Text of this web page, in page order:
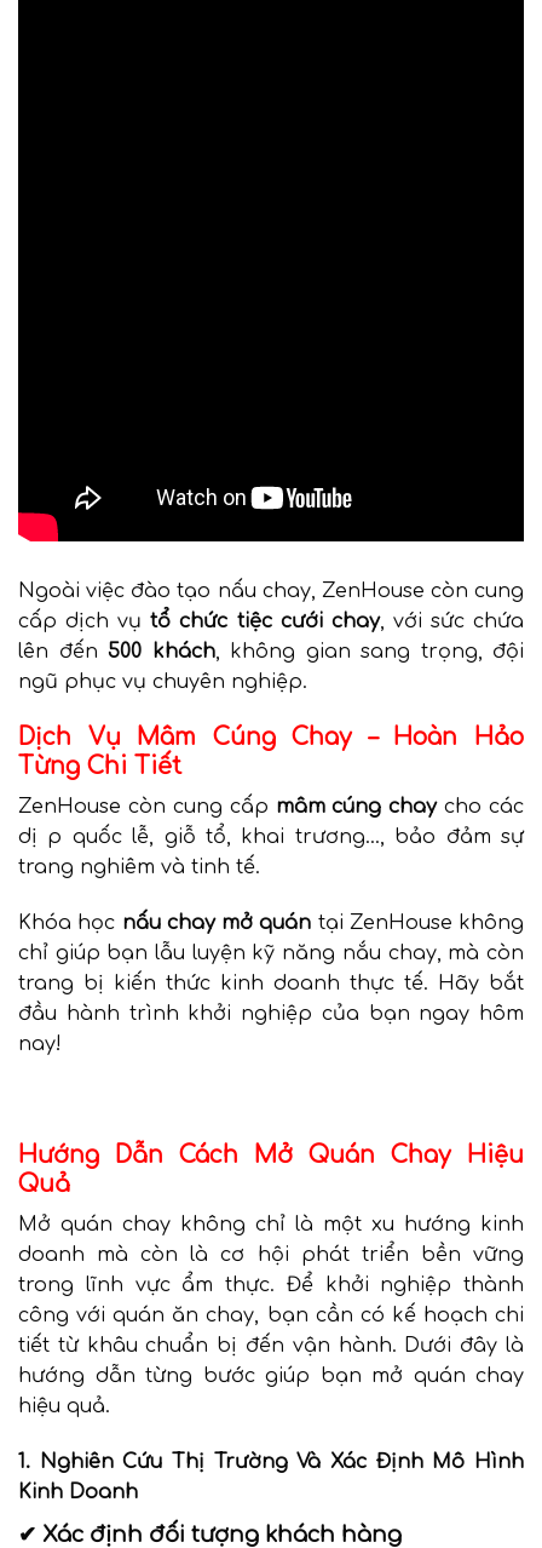
Ngoài việc đào tạo nấu chay, ZenHouse còn cung
cấp dịch vụtổ chức tiệc cưới chay, với sức chứa
lên đến 500 khách, không gian sang trọng, đội
ngũ phục vụ chuyên nghiệp.
Dịch Vụ Mâm Cúng Chay – Hoàn Hảo
Từng Chi Tiết
ZenHouse còn cung cấp mâm cúng chaycho các
dị p quốc lễ, giỗ tổ, khai trương…, bảo đảm sự
trang nghiêm và tinh tế.
Khóa học nấu chay mở quán tại ZenHouse không
chỉ giúp bạn lẫu luyện kỹ năng nắu chay, mà còn
trang bị kiến thức kinh doanh thực tế. Hãy bắt
đầu hành trình khởi nghiệp của bạn ngay hôm
nay!
Hướng Dẫn Cách Mở Quán Chay Hiệu
Quả
Mở quán chay không chỉ là một xu hướng kinh
doanh mà còn là cơ hội phát triển bền vững
trong lĩnh vực ẩm thực. Để khởi nghiệp thành
công với quán ăn chay, bạn cần có kế hoạch chi
tiết từ khâu chuẩn bị đến vận hành. Dưới đây là
hướng dẫn từng bước giúp bạn mở quán chay
hiệu quả.
1. Nghiên Cứu Thị Trường Và Xác Định Mô Hình
Kinh Doanh
✔ Xác định đối tượng khách hàng